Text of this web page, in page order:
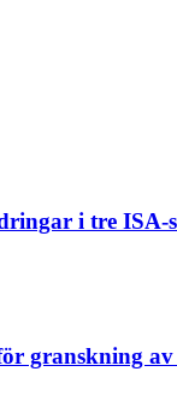
i tre ISA-
granskning